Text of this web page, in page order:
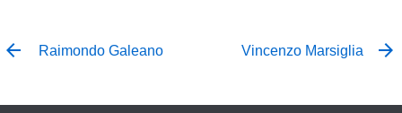
Raimondo Galeano Vincenzo Marsiglia